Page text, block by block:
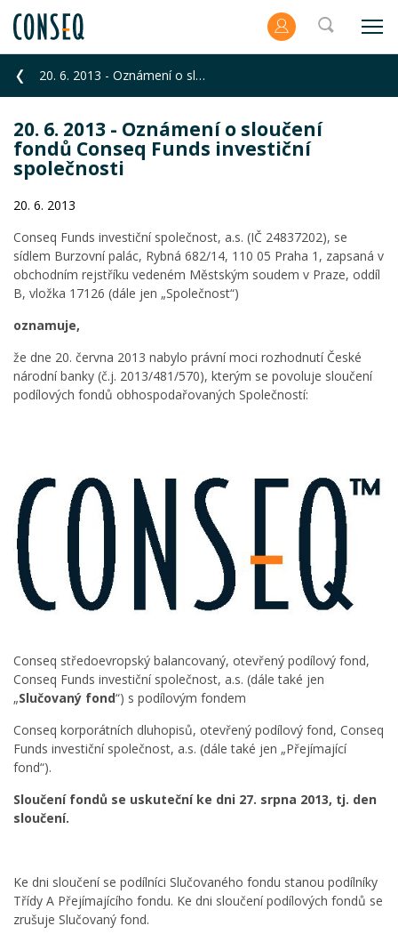
20. 6. 2013 - Oznámení o sloučení fondů Conseq Funds investiční společnosti
20. 6. 2013 - Oznámení o sloučení
fondů Conseq Funds investiční
společnosti
20. 6. 2013
Conseq Funds investiční společnost, a.s. (IČ 24837202), se
sídlem Burzovní palác, Rybná 682/14, 110 05 Praha 1, zapsaná v
obchodním rejstříku vedeném Městským soudem v Praze, oddíl
B, vložka 17126 (dále jen „Společnost“)
oznamuje,
že dne 20. června 2013 nabylo právní moci rozhodnutí České
národní banky (č.j. 2013/481/570), kterým se povoluje sloučení
podílových fondů obhospodařovaných Společností:
Conseq středoevropský balancovaný, otevřený podílový fond,
Conseq Funds investiční společnost, a.s. (dále také jen
„Slučovaný fond“) s podílovým fondem
Conseq korporátních dluhopisů, otevřený podílový fond, Conseq
Funds investiční společnost, a.s. (dále také jen „Přejímající
fond“).
Sloučení fondů se uskuteční ke dni 27. srpna 2013, tj. den
sloučení.
Ke dni sloučení se podílníci Slučovaného fondu stanou podílníky
Třídy A Přejímajícího fondu. Ke dni sloučení podílových fondů se
zrušuje Slučovaný fond.